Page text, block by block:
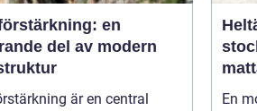
en
del av modern
är en central
stockholm
En